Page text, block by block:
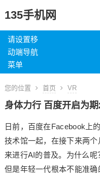
135手机网
请设置移
动端导航
菜单
您的位置 首页 VR
身体力行 百度开启为
日前，百度在Facebook上
技术馆一起，在接下来两个
来进行AI的普及。为什么呢
但是年轻一代根本不能准确